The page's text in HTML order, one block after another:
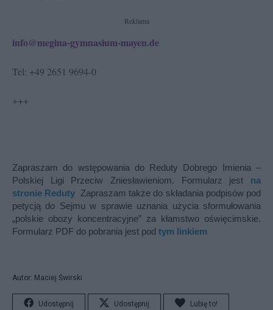
Reklama
info@megina-gymnasium-mayen.de
Tel: +49 2651 9694-0
+++
Zapraszam do wstępowania do Reduty Dobrego Imienia –
Polskiej Ligi Przeciw Zniesławieniom. Formularz jest na
stronie Reduty Zapraszam także do składania podpisów pod
petycją do Sejmu w sprawie uznania użycia sformułowania
„polskie obozy koncentracyjne” za kłamstwo oświęcimskie.
Formularz PDF do pobrania jest pod tym linkiem
Autor: Maciej Świrski
Udostępnij Udostępnij Lubię to!